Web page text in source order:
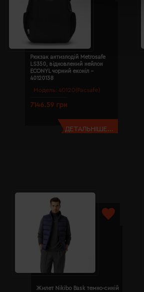
Модель: 40120(Pacsafe)
Рюкзак антизлодій Metrosafe
LS350, відновлений нейлон
ECONYL чорний еконіл -
40120138
7146.59 грн
ДЕТАЛЬНІШЕ...
Жилет Nikibo Bask темно-синій